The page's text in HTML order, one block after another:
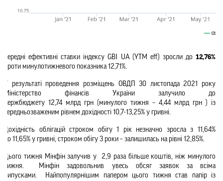
Середні ефективні ставки індексу GBI UA (YTM eff) зросли до 12,76%
проти минулотижневого показника 12,71%.
У результаті проведення розміщень ОВДП 30 листопада 2021 року
Міністерство фінансів України залучило до
держбюджету 12,74 млрд грн (минулого тижня – 4,44 млрд грн ) із
середньозваженим рівнем дохідності 10,7-13,25% у гривні.
Дохідність облігацій строком обігу 1 рік незначно зросла з 11,64%
до 11,65% у гривні, строком обігу 3 роки – залишилась на рівні 12,85%.
Цього тижня Мінфін залучив у  2,9 раза більше коштів, ніж минулого
тижня.  Мінфін задовольнив увесь обсяг заявок за всіма
випусками.  Найпопулярнішим папером цього тижня став папір із